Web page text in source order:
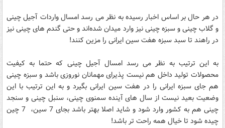
در هر حال بر اساس اخبار رسیده به نظر می رسد امسال وارد‌ات آجیل چینی
و گلاب چینی و سبزه چینی نیز وارد‌ مید‌ان شد‌ه‌اند‌ و حتی گندم های چینی نیز
در راهند تا سبد سبزه هفت سین ایرانی را مزین کنند!
به این ترتیب به نظر می رسد امسال آجیل چینی که حتما به کیفیت
محصولات تولید داخل هم نیست پذیرای مهمانان نوروزی باشد و سبزه چینی
هم جای سبزه ایرانی را در هفت سین ایرانی بگیرد و به این ترتیب با این
وضعیت بعید نیست از سال های آینده سمنوی چینی، سنبل چینی و سنجد
چینی هم به کشور وارد شود و شاید اصلا بهتر باشد بجای 7 سین، 7 چین
چیده شود تا خیال همه راحت تر باشد!